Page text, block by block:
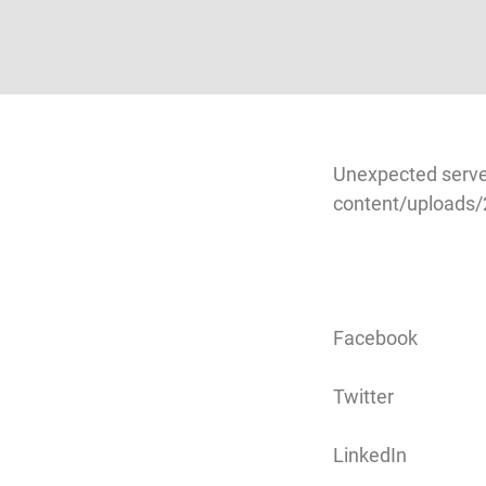
Unexpected
content/uploads/
Facebook
Twitter
LinkedIn